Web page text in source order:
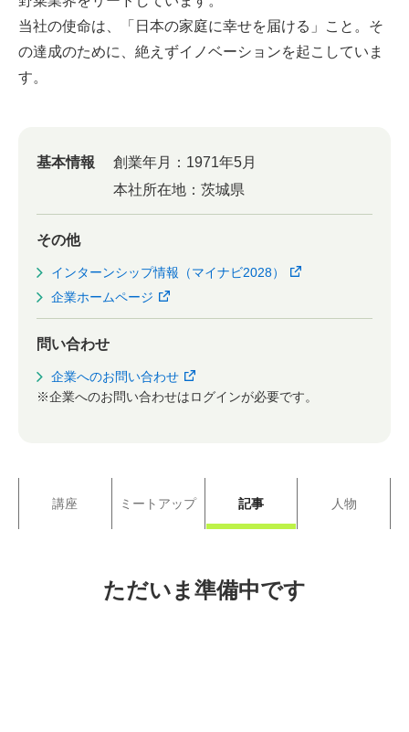
当社の使命は、「日本の家庭に幸せを届ける」こと。そ
の達成のために、絶えずイノベーションを起こしていま
す。
基本情報 創業年月： 1971年5月
本社所在地： 茨城県
その他
インターンシップ情報（マイナビ2028）
企業ホームページ
問い合わせ
企業へのお問い合わせ
※企業へのお問い合わせはログインが必要です。
講座 ミートアップ 記事 人物
ただいま準備中です